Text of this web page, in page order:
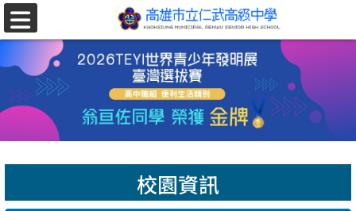
跳至主要內容區
選
單
校園資訊